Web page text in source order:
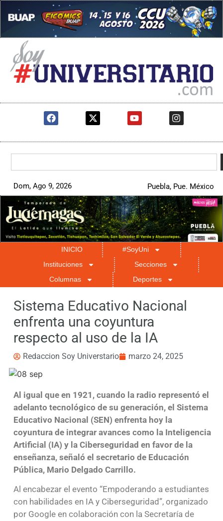
Dom, Ago 9, 2026 Puebla, Pue. México
INICIO
#SoyUni
Instituciones
Secciones
Columnas
Deportes
Sistema Educativo Nacional
enfrenta una coyuntura
respecto al uso de la IA
Redaccion Soy Universtario marzo 24, 2025
Al igual que en 1921, cuando la radio representó el
adelanto tecnológico de su generación, el Sistema
Educativo Nacional (SEN) enfrenta hoy la
coyuntura de integrar avances como la Inteligencia
Artificial (IA) y la Ciberseguridad en favor de la
enseñanza, señaló el secretario de Educación
Pública, Mario Delgado Carrillo.
Al encabezar el evento “Empoderando a estudiantes
con habilidades en IA y Ciberseguridad”, organizado
por Google en colaboración con la Secretaría de